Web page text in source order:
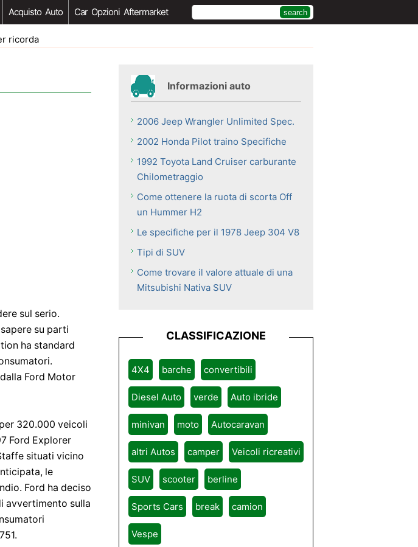
Acquisto Auto Car Opzioni Aftermarket
ricorda
sul serio.
su parti
ha standard
Ford Motor
320.000 veicoli
Ford Explorer
situati vicino
le
Ford ha deciso
avvertimento sulla
Informazioni auto
2006 Jeep Wrangler Unlimited Spec.
2002 Honda Pilot traino Specifiche
1992 Toyota Land Cruiser carburante
Chilometraggio
Come ottenere la ruota di scorta Off
un Hummer H2
Le specifiche per il 1978 Jeep 304 V8
Tipi di SUV
Come trovare il valore attuale di una
Mitsubishi Nativa SUV
CLASSIFICAZIONE
4X4 barche convertibili
Diesel Auto verde Auto ibride
minivan moto Autocaravan
altri Autos camper Veicoli ricreativi
SUV scooter berline
Sports Cars break camion
Vespe